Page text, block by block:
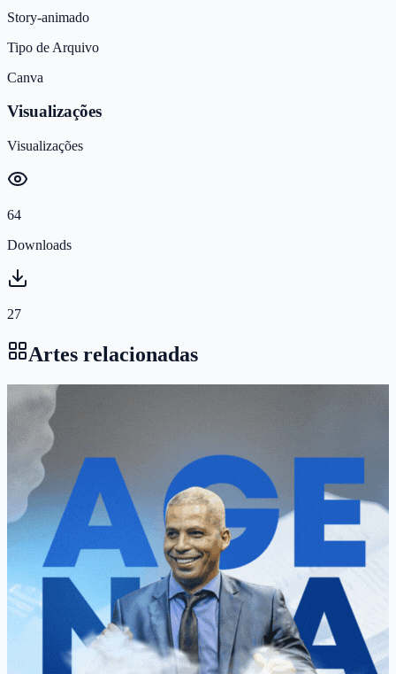
Story-animado
Tipo de Arquivo
Canva
Visualizações
Visualizações
64
Downloads
27
Artes relacionadas